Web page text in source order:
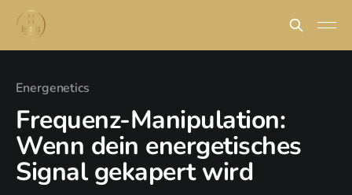
Energenetics
Frequenz-Manipulation:
Wenn dein energetisches
Signal gekapert wird